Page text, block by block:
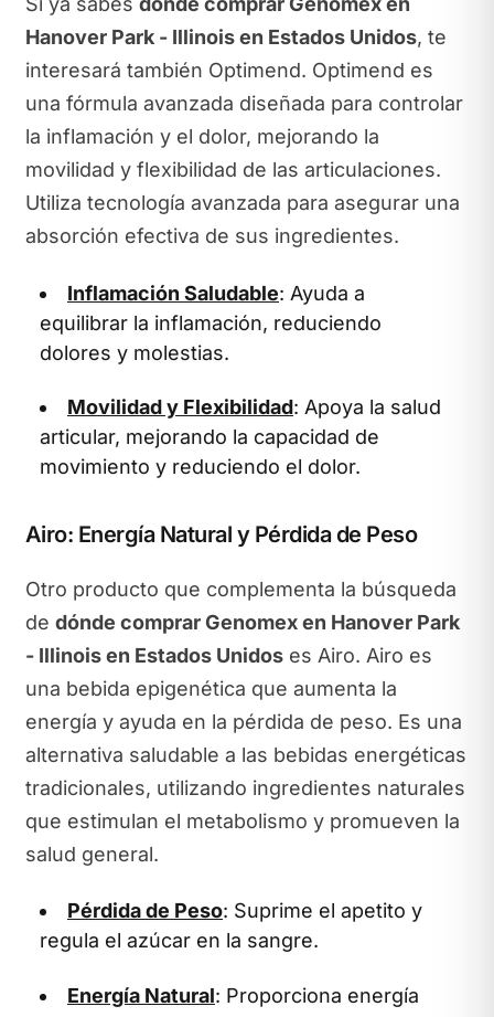
Hanover Park - Illinois en Estados Unidos, te
interesará también Optimend. Optimend es
una fórmula avanzada diseñada para controlar
la inflamación y el dolor, mejorando la
movilidad y flexibilidad de las articulaciones.
Utiliza tecnología avanzada para asegurar una
absorción efectiva de sus ingredientes.
Inflamación Saludable: Ayuda a
equilibrar la inflamación, reduciendo
dolores y molestias.
Movilidad y Flexibilidad: Apoya la salud
articular, mejorando la capacidad de
movimiento y reduciendo el dolor.
Airo: Energía Natural y Pérdida de Peso
Otro producto que complementa la búsqueda
de dónde comprar Genomex en Hanover Park
- Illinois en Estados Unidoses Airo. Airo es
una bebida epigenética que aumenta la
energía y ayuda en la pérdida de peso. Es una
alternativa saludable a las bebidas energéticas
tradicionales, utilizando ingredientes naturales
que estimulan el metabolismo y promueven la
salud general.
Pérdida de Peso: Suprime el apetito y
regula el azúcar en la sangre.
Energía Natural: Proporciona energía